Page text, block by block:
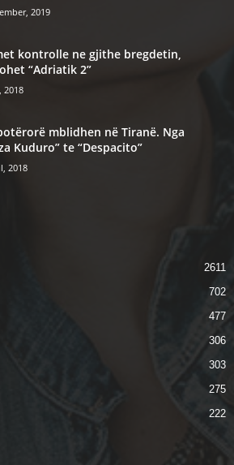
2019
kontrolle ne gjithe bregdetin,
“Adriatik 2”
2018
mblidhen në Tiranë. Nga
Kuduro” te “Despacito”
2018
2611
702
477
306
303
275
222